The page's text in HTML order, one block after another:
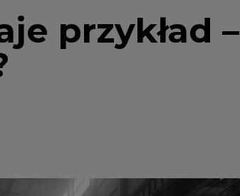
przykład –